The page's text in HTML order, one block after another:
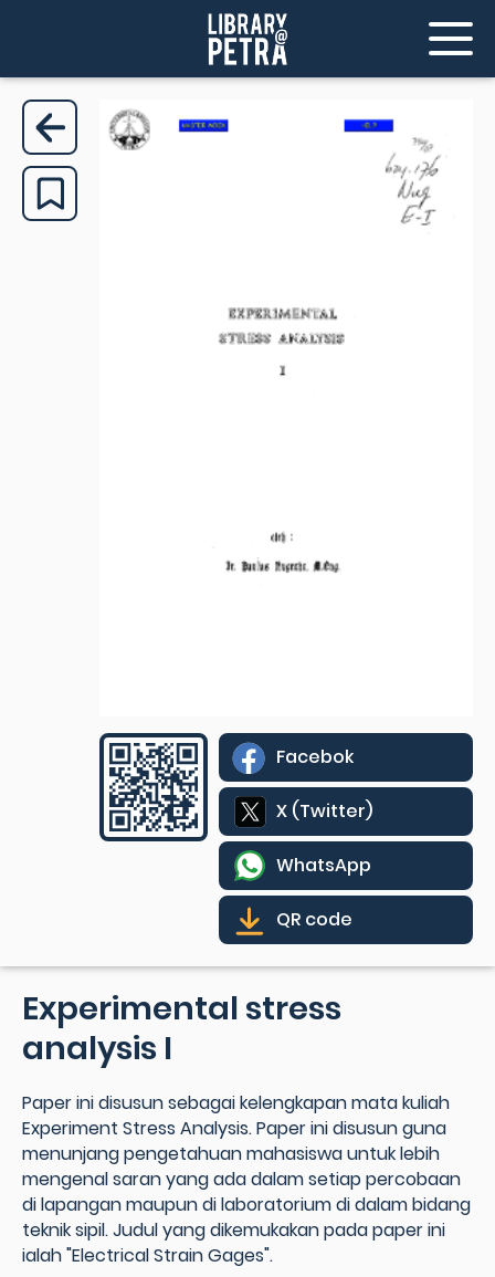
Facebok
X (Twitter)
WhatsApp
QR code
Experimental stress
analysis I
Paper ini disusun sebagai kelengkapan mata kuliah
Experiment Stress Analysis. Paper ini disusun guna
menunjang pengetahuan mahasiswa untuk lebih
mengenal saran yang ada dalam setiap percobaan
di lapangan maupun di laboratorium di dalam bidang
teknik sipil. Judul yang dikemukakan pada paper ini
ialah "Electrical Strain Gages".